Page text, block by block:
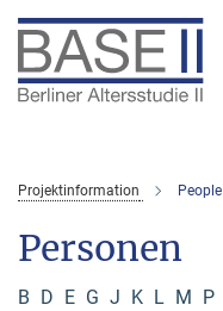
Hauptinhalt
Projektinformation People
Personen
B D E G J K L M P